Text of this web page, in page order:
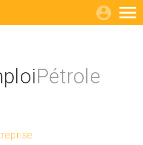

Pétrole